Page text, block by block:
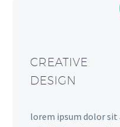
CREATIVE
DESIGN
lorem ipsum dolor